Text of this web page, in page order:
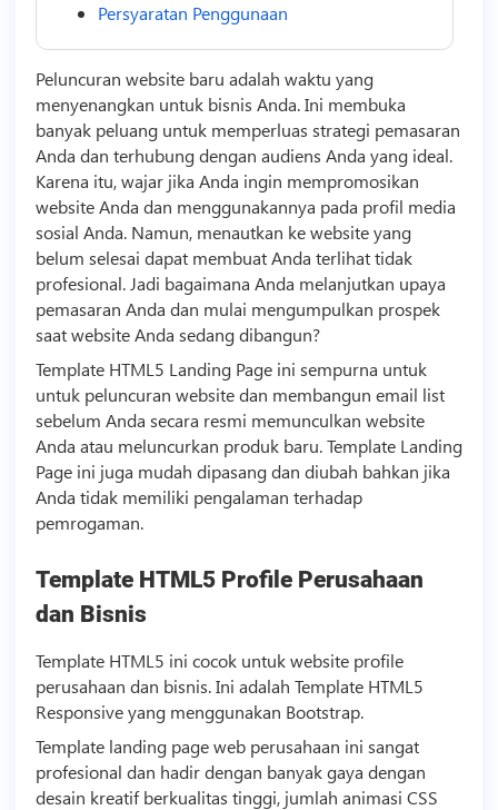
Persyaratan Penggunaan
Peluncuran website baru adalah waktu yang
menyenangkan untuk bisnis Anda. Ini membuka
banyak peluang untuk memperluas strategi pemasaran
Anda dan terhubung dengan audiens Anda yang ideal.
Karena itu, wajar jika Anda ingin mempromosikan
website Anda dan menggunakannya pada profil media
sosial Anda. Namun, menautkan ke website yang
belum selesai dapat membuat Anda terlihat tidak
profesional. Jadi bagaimana Anda melanjutkan upaya
pemasaran Anda dan mulai mengumpulkan prospek
saat website Anda sedang dibangun?
TemplateHTML5 Landing Page ini sempurna untuk
untuk peluncuran website dan membangun email list
sebelum Anda secara resmi memunculkan website
Anda atau meluncurkan produk baru.TemplateLanding
Page ini juga mudah dipasang dan diubah bahkan jika
Anda tidak memiliki pengalaman terhadap
pemrogaman.
TemplateHTML5 Profile Perusahaan
dan Bisnis
TemplateHTML5 ini cocok untuk website profile
perusahaan dan bisnis. Ini adalah TemplateHTML5
Responsive yang menggunakan Bootstrap.
Templatelanding page web perusahaan ini sangat
profesional dan hadir dengan banyak gaya dengan
desain kreatif berkualitas tinggi, jumlah animasi CSS